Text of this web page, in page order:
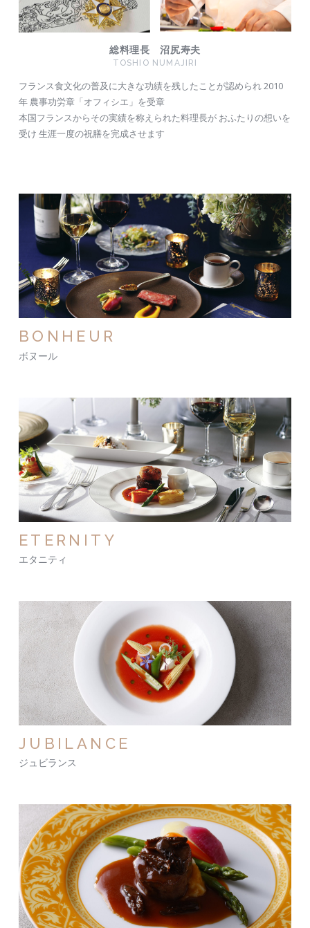
総料理長 沼尻寿夫
TOSHIO NUMAJIRI
フランス食文化の普及に大きな功績を残したことが認められ2010
年 農事功労章「オフィシエ」を受章
本国フランスからその実績を称えられた料理長がおふたりの想いを
受け 生涯一度の祝膳を完成させます
BONHEUR
ボヌール
ETERNITY
エタニティ
JUBILANCE
ジュビランス